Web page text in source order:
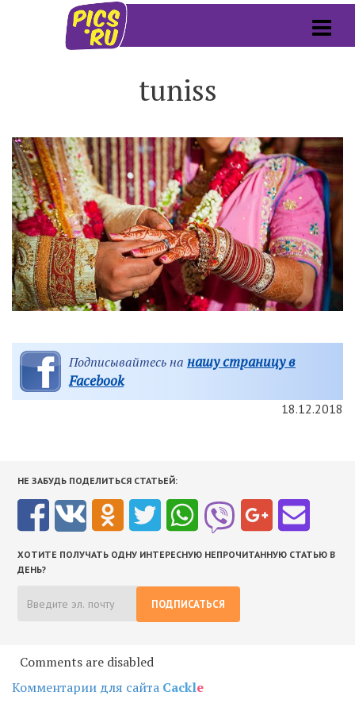
tuniss
Подписывайтесь на нашу страницу в
Facebook
18.12.2018
НЕ ЗАБУДЬ ПОДЕЛИТЬСЯ СТАТЬЕЙ:
ХОТИТЕ ПОЛУЧАТЬ ОДНУ ИНТЕРЕСНУЮ НЕПРОЧИТАННУЮ СТАТЬЮ В
ДЕНЬ?
ПОДПИСАТЬСЯ
Comments are disabled
Комментарии для сайта Cackle